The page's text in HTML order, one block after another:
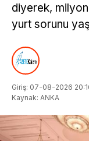
diyerek,
yurt sorunu
Giriş: 07-08-2026
Kaynak: ANKA